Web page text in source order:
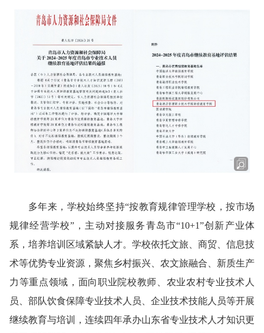
多年来，学校始终坚持“按教育规律管理学校，按市场
规律经营学校”，主动对接服务青岛市“10+1”创新产业体
系，培养培训区域紧缺人才。学校依托文旅、商贸、信息技
术等优势专业资源，聚焦乡村振兴、农文旅融合、新质生产
力等重点领域，面向职业院校教师、农业农村专业技术人
员、部队饮食保障专业技术人员、企业技术技能人员等开展
继续教育与培训，连续四年承办山东省专业技术人才知识更